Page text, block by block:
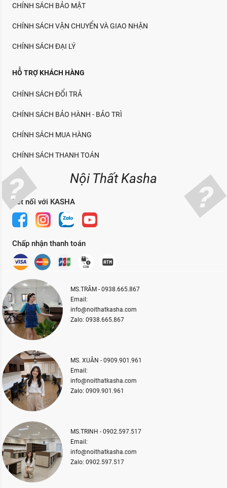
CHÍNH SÁCH BẢO MẬT
CHÍNH SÁCH VẬN CHUYỂN VÀ GIAO NHẬN
CHÍNH SÁCH ĐẠI LÝ
HỖ TRỢ KHÁCH HÀNG
CHÍNH SÁCH ĐỔI TRẢ
CHÍNH SÁCH BẢO HÀNH - BẢO TRÌ
CHÍNH SÁCH MUA HÀNG
CHÍNH SÁCH THANH TOÁN
Nội Thất Kasha
Kết nối với KASHA
Chấp nhận thanh toán
MS.TRÂM - 0938.665.867
Email:
info@noithatkasha.com
Zalo: 0938.665.867
MS. XUÂN - 0909.901.961
Email:
info@noithatkasha.com
Zalo: 0909.901.961
MS.TRINH - 0902.597.517
Email:
info@noithatkasha.com
Zalo: 0902.597.517